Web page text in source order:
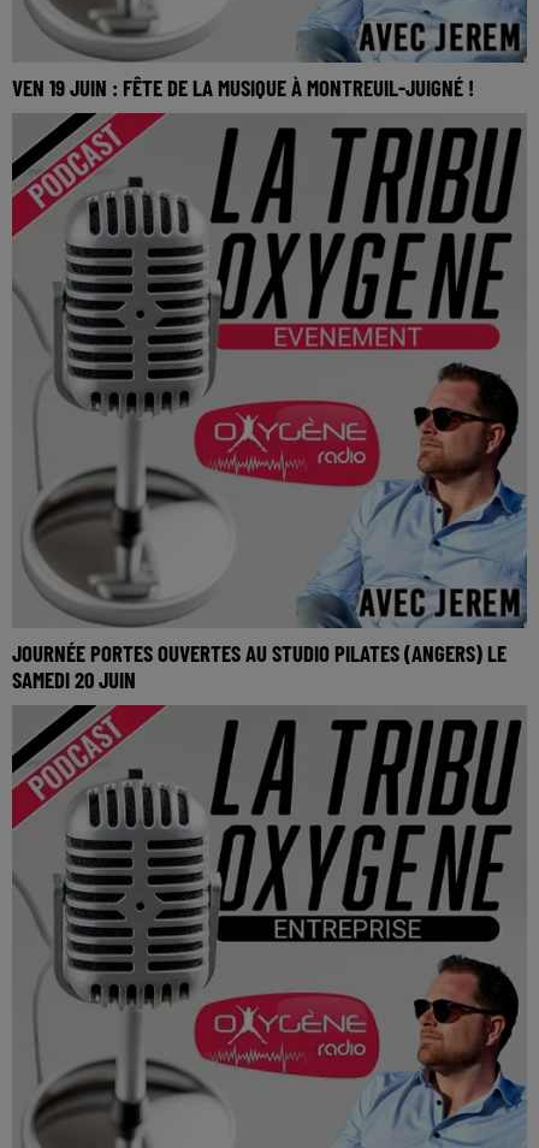
VEN 19 JUIN : FÊTE DE LA MUSIQUE À MONTREUIL-JUIGNÉ !
Organisée par le comité des fêtes
JOURNÉE PORTES OUVERTES AU STUDIO PILATES (ANGERS) LE
SAMEDI 20 JUIN
Journée portes ouvertes au Studio Pilates (Angers) le
Samedi 20 Juin